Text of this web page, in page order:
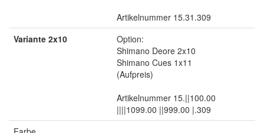
Artikelnummer 15.31.309
Variante 2x10
Option:
Shimano Deore 2x10
Shimano Cues 1x11
(Aufpreis)
Artikelnummer 15.||100.00
||||1099.00 ||999.00 |.309